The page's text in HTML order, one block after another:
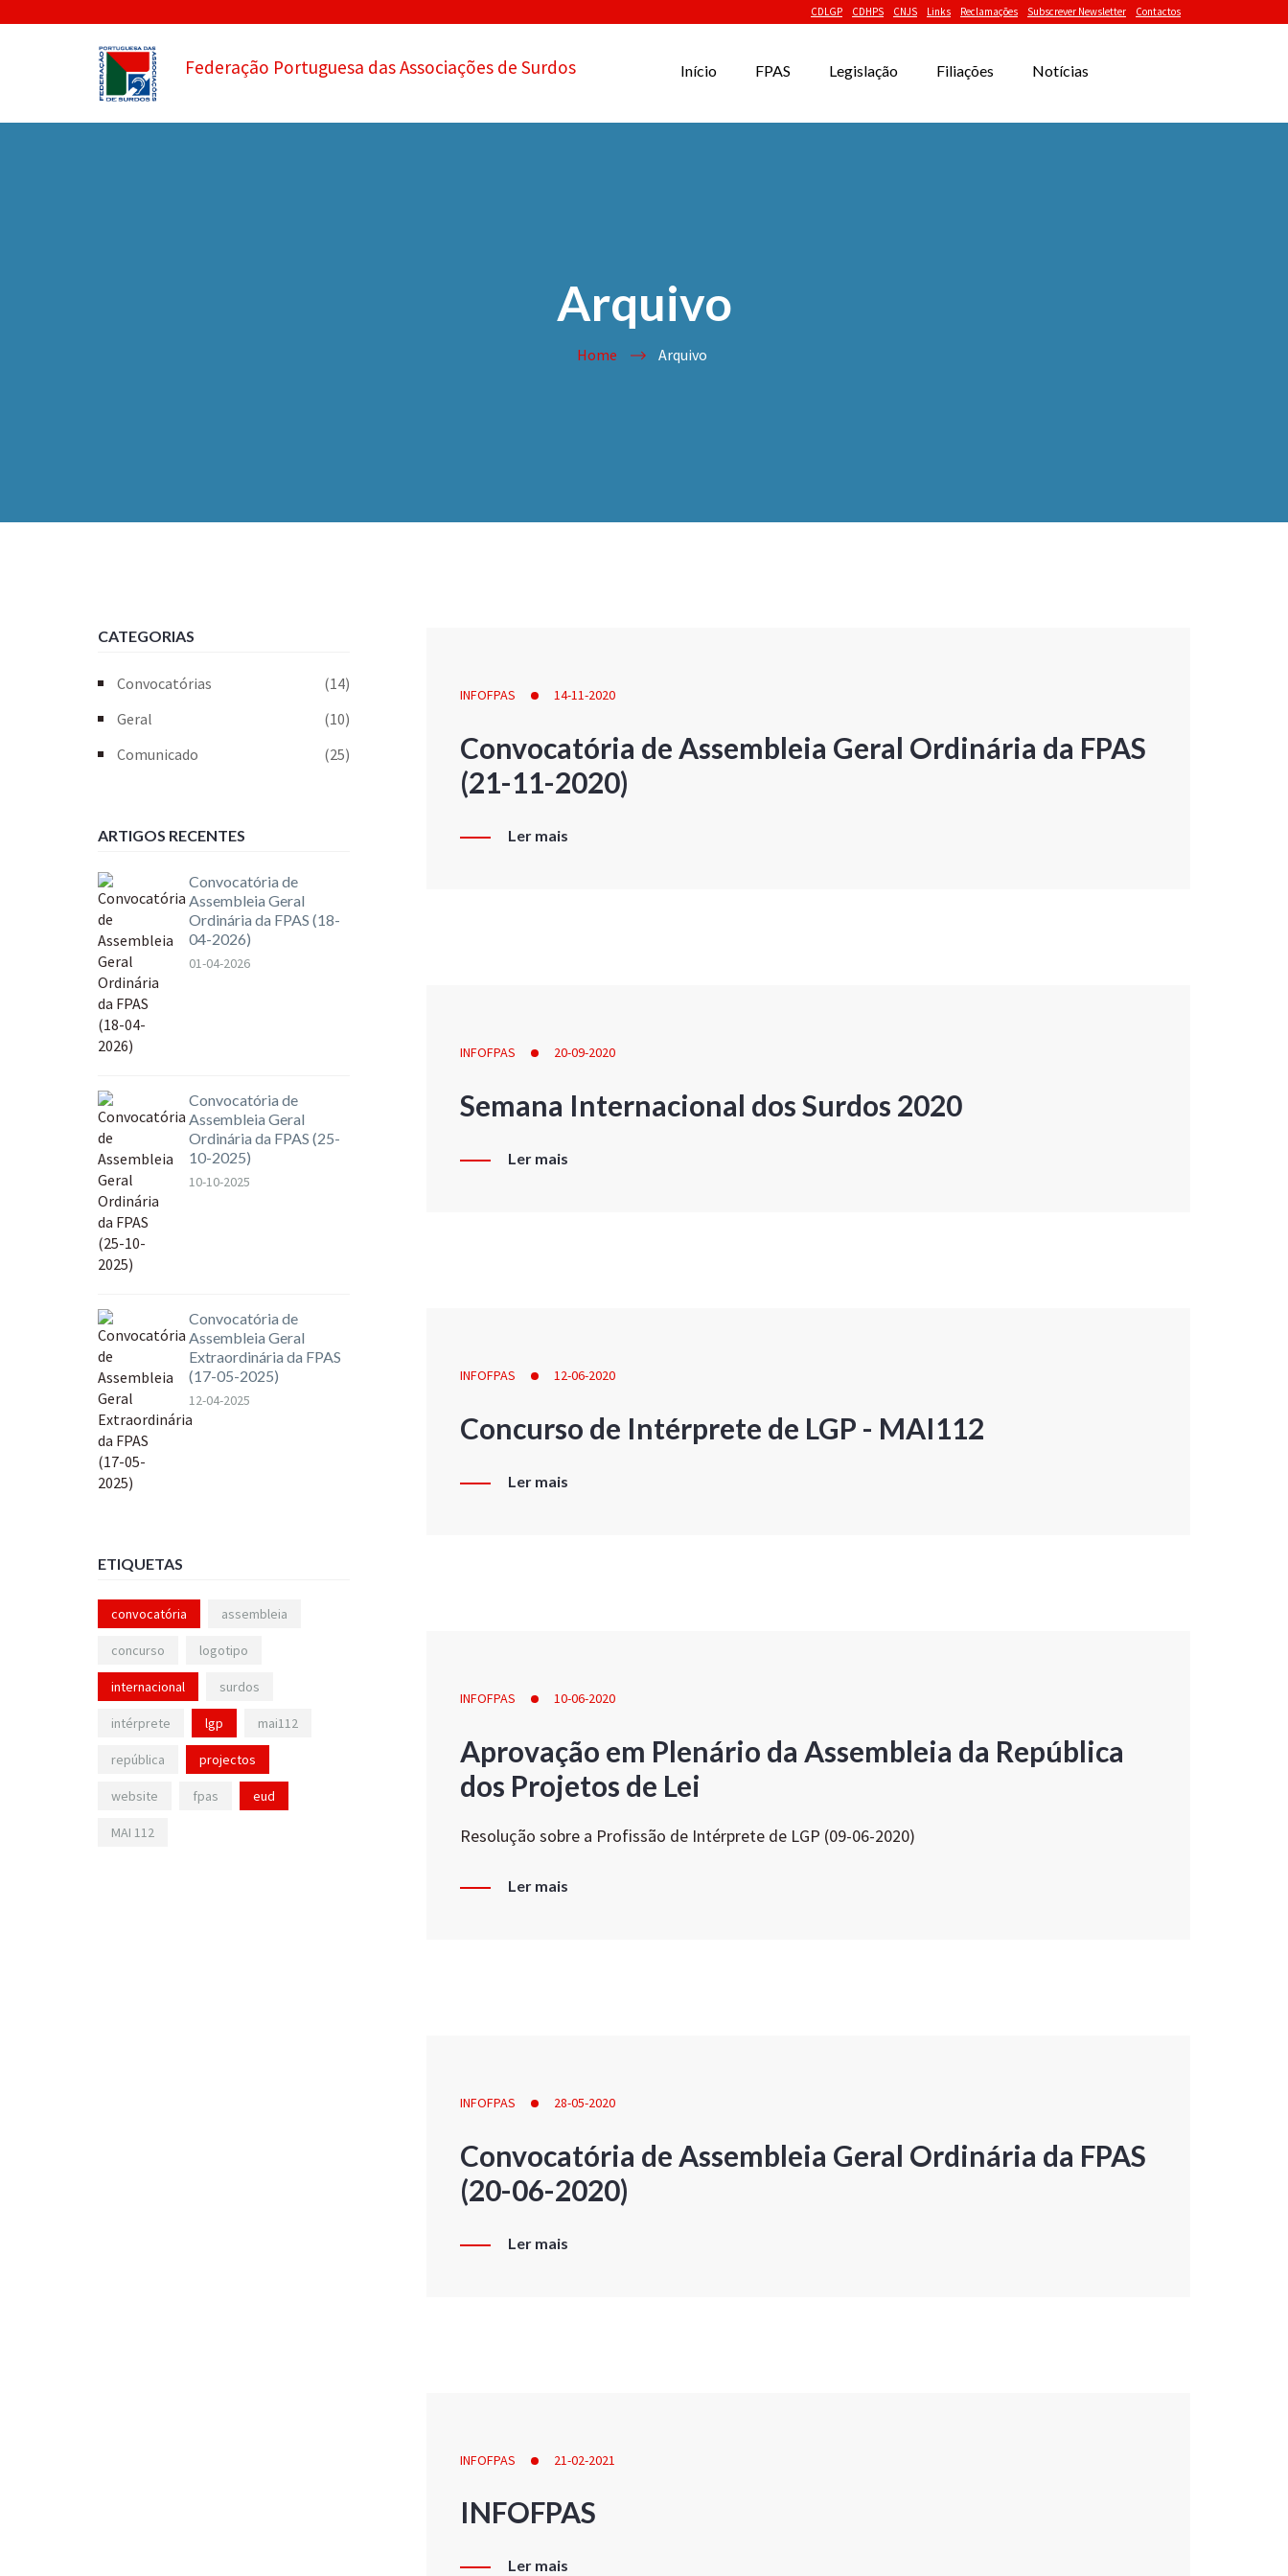
CDLGP CDHPS CNJS Links Reclamações Subscrever Newsletter Contactos
Federação Portuguesa das Associações de Surdos Início FPAS Legislação Filiações Notícias
Arquivo
Home Arquivo
INFOFPAS 14-11-2020
Convocatória de Assembleia Geral Ordinária da FPAS
(21-11-2020)
Ler mais
INFOFPAS 20-09-2020
Semana Internacional dos Surdos 2020
Ler mais
INFOFPAS 12-06-2020
Concurso de Intérprete de LGP - MAI112
Ler mais
INFOFPAS 10-06-2020
Aprovação em Plenário da Assembleia da República
dos Projetos de Lei
Resolução sobre a Profissão de Intérprete de LGP (09-06-2020)
Ler mais
INFOFPAS 28-05-2020
Convocatória de Assembleia Geral Ordinária da FPAS
(20-06-2020)
Ler mais
INFOFPAS 21-02-2021
INFOFPAS
Ler mais
CATEGORIAS
Convocatórias
(14)
Geral
(10)
Comunicado
(25)
ARTIGOS RECENTES
Convocatória de
Assembleia Geral
Ordinária da FPAS (18-
04-2026)
01-04-2026
Convocatória de
Assembleia Geral
Ordinária da FPAS (25-
10-2025)
10-10-2025
Convocatória de
Assembleia Geral
Extraordinária da FPAS
(17-05-2025)
12-04-2025
ETIQUETAS
convocatória assembleia
concurso logotipo
internacional surdos
intérprete lgp mai112
república projectos
website fpas eud
MAI 112